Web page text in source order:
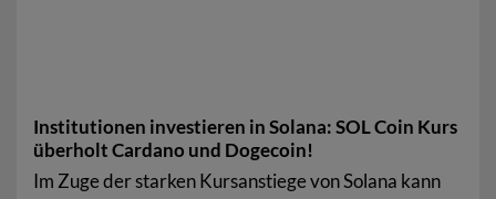
Institutionen investieren in Solana: SOL Coin Kurs
überholt Cardano und Dogecoin!
Im Zuge der starken Kursanstiege von Solana kann